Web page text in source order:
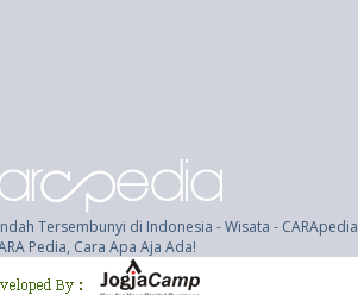
Tersembunyi di Indonesia - Wisata - CARApedia
Pedia, Cara Apa Aja Ada!